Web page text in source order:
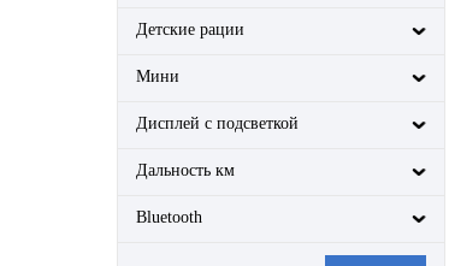
Детские рации
Мини
Дисплей с подсветкой
Дальность км
Bluetooth